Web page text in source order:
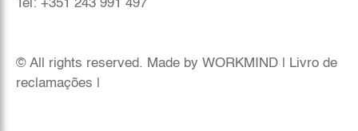
Tel: +351 243 991 497
© All rights reserved. Made by WORKMIND
Livro de
reclamações